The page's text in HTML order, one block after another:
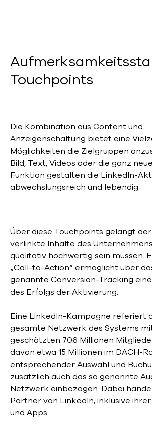
Touchpoints
Die Kombination aus Content und
Anzeigenschaltung bietet eine
Möglichkeiten die Zielgruppen
Bild, Text, Videos oder die ganz
Funktion gestalten die LinkedIn-
abwechslungsreich und lebendig.
Über diese Touchpoints gelangt
verlinkte Inhalte des
qualitativ hochwertig sein müssen.
„Call-to-Action“ ermöglicht über
genannte Conversion-Tracking
des Erfolgs der Aktivierung.
Eine LinkedIn-Kampagne referiert
gesamte Netzwerk des Systems
geschätzten 706 Millionen
davon etwa 15 Millionen im DACH-
entsprechender Auswahl und
zusätzlich auch das so genannte
Netzwerk einbezogen. Dabei
Partner von LinkedIn, inklusive
und Apps.